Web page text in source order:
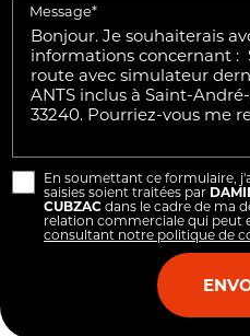
Message*
En soumettant ce formulaire,
saisies soient traitées par
CUBZACdans le cadre de ma
relation commerciale qui peut
consultant notre politique de